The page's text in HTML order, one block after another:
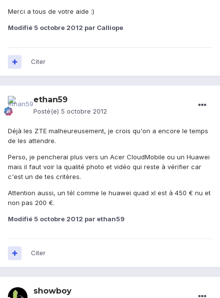
Merci a tous de votre aide :)
Modifié 5 octobre 2012 par Calliope
Citer
ethan59
Posté(e) 5 octobre 2012
Déjà les ZTE malheureusement, je crois qu'on a encore le temps
de les attendre.
Perso, je pencherai plus vers un Acer CloudMobile ou un Huawei
mais il faut voir la qualité photo et vidéo qui reste à vérifier car
c'est un de tes critères.
Attention aussi, un tél comme le huawei quad xl est à 450 € nu et
non pas 200 €.
Modifié 5 octobre 2012 par ethan59
Citer
showboy